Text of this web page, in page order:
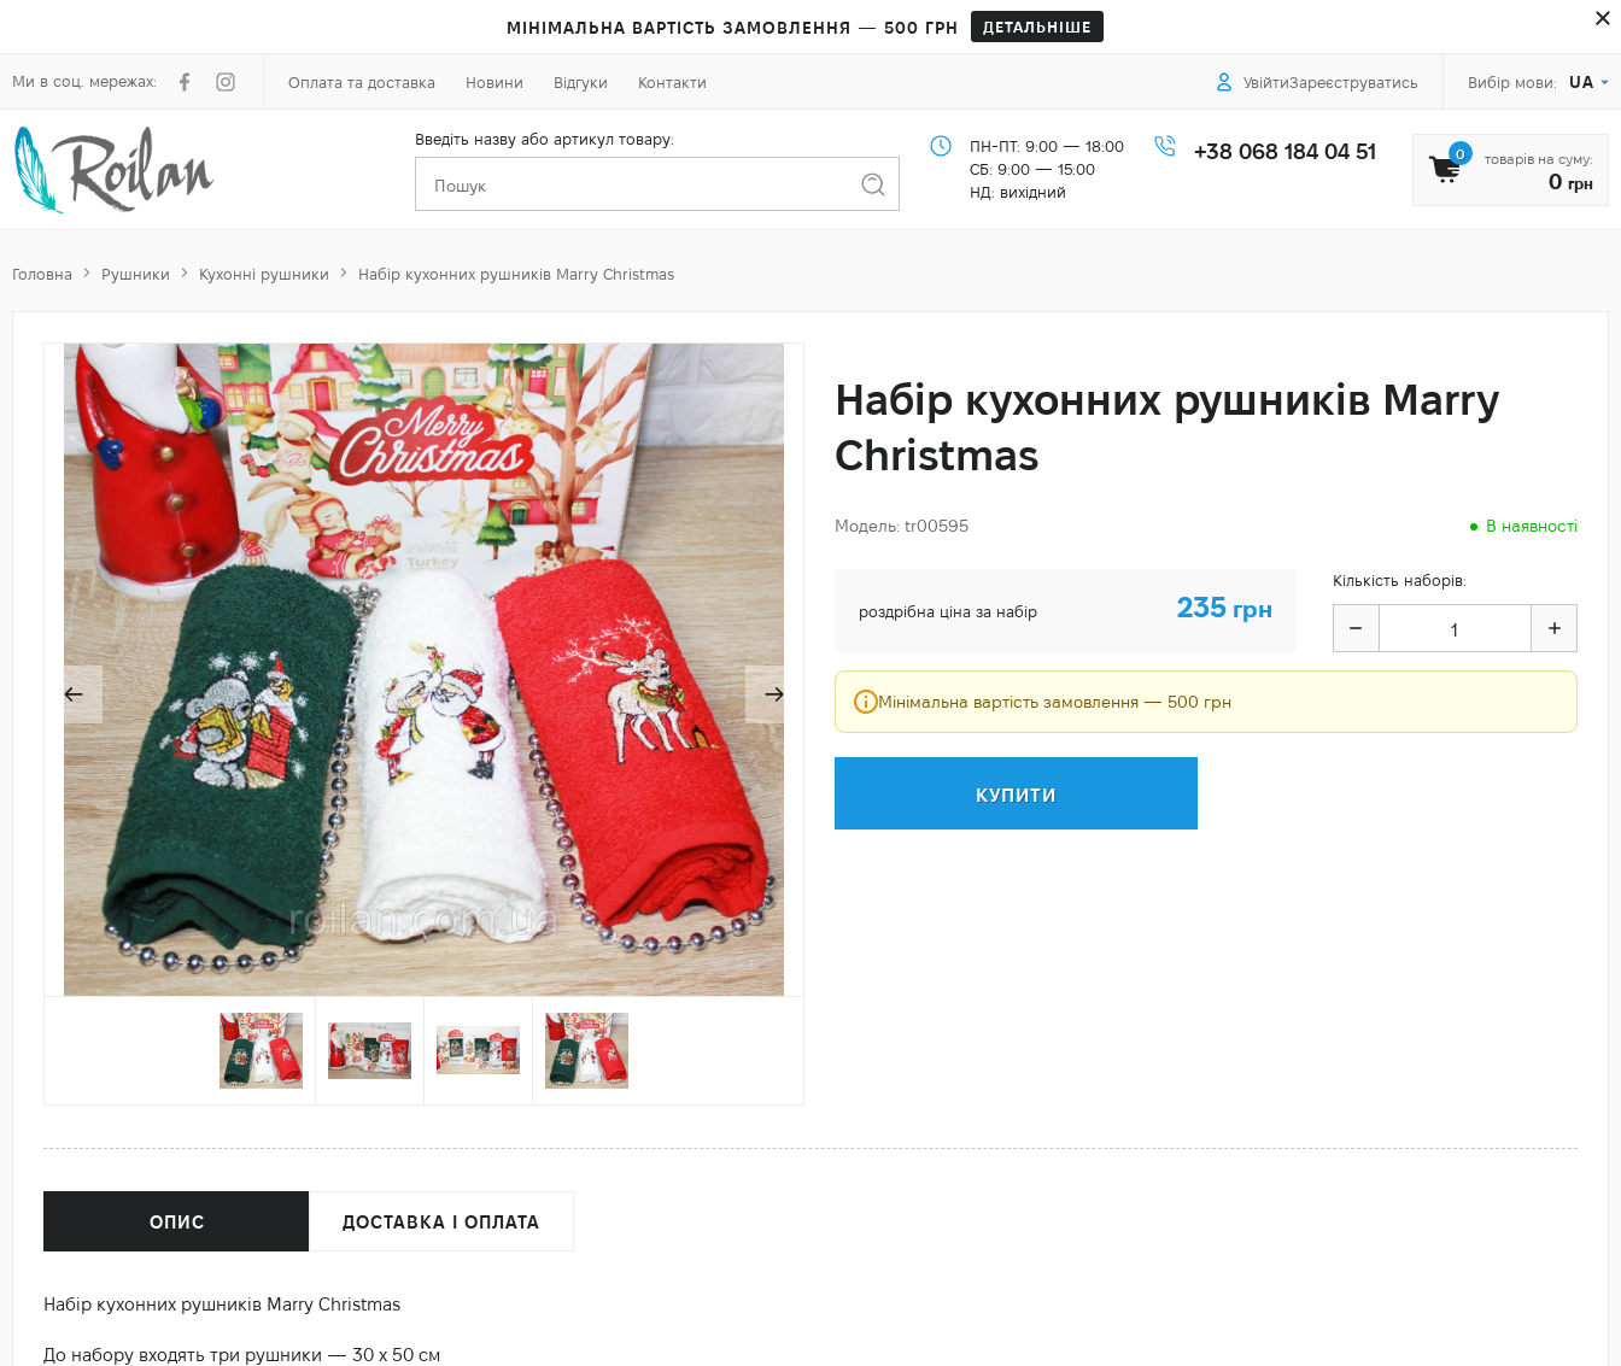
МІНІМАЛЬНА ВАРТІСТЬ ЗАМОВЛЕННЯ — 500 ГРН ДЕТАЛЬНІШЕ
Ми в соц. мережах: Оплата та доставка Новини Відгуки Контакти УвійтиЗареєструватись Вибір мови: UA
Введіть назву або артикул товару:
ПН-ПТ: 9:00 — 18:00
СБ: 9:00 — 15:00
НД: вихідний
+38 068 184 04 51 0 товарів на суму:
0 грн
Головна Рушники Кухонні рушники Набір кухонних рушників Marry Christmas
Набір кухонних рушників Marry
Christmas
Модель: tr00595 В наявності
роздрібна ціна за набір 235 грн
Кількість наборів:
Мінімальна вартість замовлення — 500 грн
КУПИТИ
ОПИС ДОСТАВКА І ОПЛАТА
Набір кухонних рушників Marry Christmas
До набору входять три рушники — 30 х 50 см